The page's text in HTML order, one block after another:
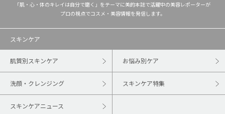
「肌・心・体のキレイは自分で磨く」をテーマに美的本誌で活躍中の美容レポーターが
プロの視点でコスメ・美容情報を発信します。
スキンケア
肌質別スキンケア お悩み別ケア
洗顔・クレンジング スキンケア特集
スキンケアニュース